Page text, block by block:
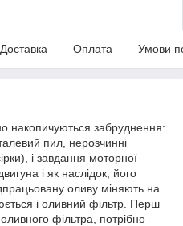
Доставка Оплата Умови
накопичуються забруднення:
пил, нерозчинні
і завдання моторної
і як наслідок, його
оливу міняють на
і оливний фільтр. Перш
фільтра, потрібно